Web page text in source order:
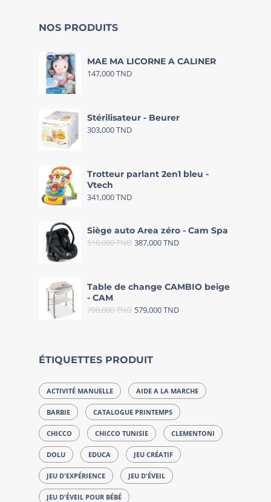
NOS PRODUITS
MAE MA LICORNE A CALINER
147,000TND
Stérilisateur - Beurer
303,000TND
Trotteur parlant 2en1 bleu -
Vtech
341,000TND
Siège auto Area zéro - Cam Spa
510,000TND 387,000TND
Table de change CAMBIO beige
- CAM
700,000TND 579,000TND
ÉTIQUETTES PRODUIT
ACTIVITÉ MANUELLE AIDE A LA MARCHE
BARBIE CATALOGUE PRINTEMPS
CHICCO CHICCO TUNISIE CLEMENTONI
DOLU EDUCA JEU CRÉATIF
JEU D'EXPÉRIENCE JEU D'ÉVEIL
JEU D'ÉVEIL POUR BÉBÉ